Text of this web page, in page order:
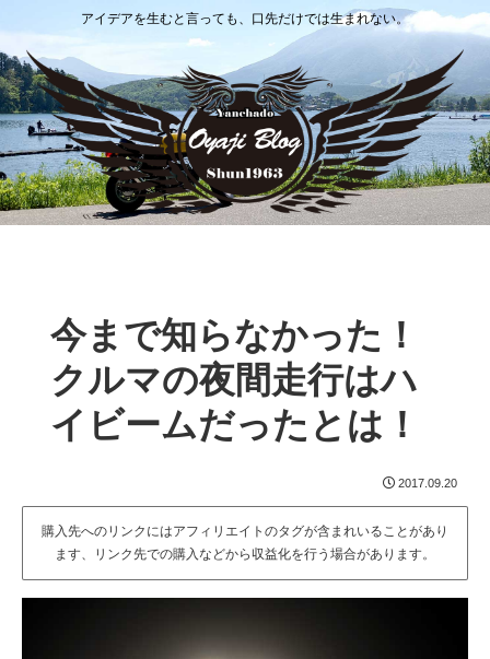
アイデアを生むと言っても、口先だけでは生まれない。
今まで知らなかった！
クルマの夜間走行はハ
イビームだったとは！
2017.09.20
購入先へのリンクにはアフィリエイトのタグが含まれいることがあり
ます、リンク先での購入などから収益化を行う場合があります。